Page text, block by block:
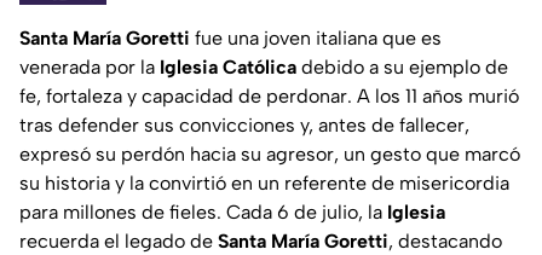
Santa María Goretti fue una joven italiana que es
venerada por la Iglesia Católica debido a su ejemplo de
fe, fortaleza y capacidad de perdonar. A los 11 años murió
tras defender sus convicciones y, antes de fallecer,
expresó su perdón hacia su agresor, un gesto que marcó
su historia y la convirtió en un referente de misericordia
para millones de fieles. Cada 6 de julio, la Iglesia
recuerda el legado de Santa María Goretti, destacando